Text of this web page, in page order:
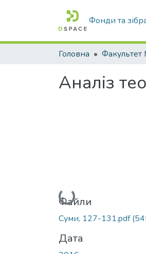
Фонди та
Головна
Аналіз
Вантажиться...
Файли
Суми, 127-131.pdf
Дата